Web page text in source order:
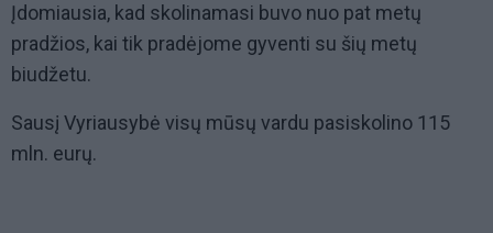
Įdomiausia, kad skolinamasi buvo nuo pat metų
pradžios, kai tik pradėjome gyventi su šių metų
biudžetu.
Sausį Vyriausybė visų mūsų vardu pasiskolino 115
mln. eurų.